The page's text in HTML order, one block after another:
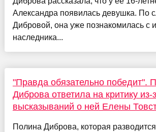
Александра появилась девушка. По
Дибровой, она уже познакомилась с
наследника...
"Правда обязательно победит".
Диброва ответила на критику из-
высказываний о ней Елены
Полина Диброва, которая